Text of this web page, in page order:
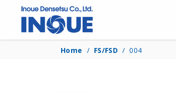
Home / FS/FSD /004